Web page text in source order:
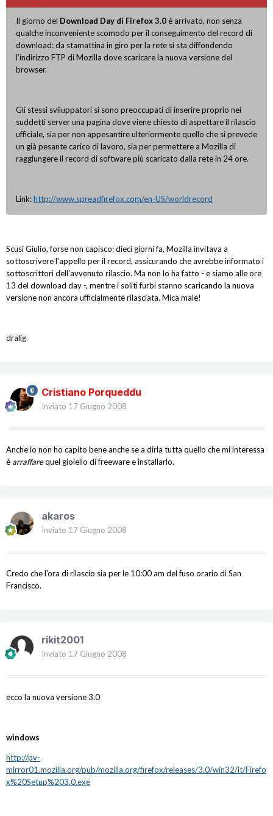
Il giorno del Download Day di Firefox 3.0è arrivato, non senza
qualche inconveniente scomodo per il conseguimento del record di
download: da stamattina in giro per la rete si sta diffondendo
l’indirizzo FTP di Mozilla dove scaricare la nuova versione del
browser.
Gli stessi sviluppatori si sono preoccupati di inserire proprio nei
suddetti server una pagina dove viene chiesto di aspettare il rilascio
ufficiale, sia per non appesantire ulteriormente quello che si prevede
un già pesante carico di lavoro, sia per permettere a Mozilla di
raggiungere il record di software più scaricato dalla rete in 24 ore.
Link:http://www.spreadfirefox.com/en-US/worldrecord
Scusi Giulio, forse non capisco: dieci giorni fa, Mozilla invitava a
sottoscrivere l'appello per il record, assicurando che avrebbe informato i
sottoscrittori dell'avvenuto rilascio. Ma non lo ha fatto - e siamo alle ore
13 del download day -, mentre i soliti furbi stanno scaricando la nuova
versione non ancora ufficialmente rilasciata. Mica male!
dralig
Cristiano Porqueddu
Inviato 17 Giugno 2008
Anche io non ho capito bene anche se a dirla tutta quello che mi interessa
è arraffarequel gioiello di freeware e installarlo.
akaros
Inviato 17 Giugno 2008
Credo che l'ora di rilascio sia per le 10:00 am del fuso orario di San
Francisco.
rikit2001
Inviato 17 Giugno 2008
ecco la nuova versione 3.0
windows
http://pv-
mirror01.mozilla.org/pub/mozilla.org/firefox/releases/3.0/win32/it/Firefo
x%20Setup%203.0.exe